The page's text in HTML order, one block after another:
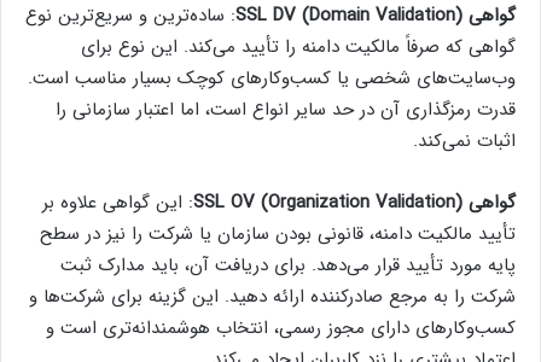
گواهی SSL DV (Domain Validation)
: ساده‌ترین و سریع‌ترین نوع
گواهی که صرفاً مالکیت دامنه را تأیید می‌کند. این نوع برای
وب‌سایت‌های شخصی یا کسب‌وکارهای کوچک بسیار مناسب است.
قدرت رمزگذاری آن در حد سایر انواع است، اما اعتبار سازمانی را
اثبات نمی‌کند.
گواهی SSL OV (Organization Validation)
: این گواهی علاوه بر
تأیید مالکیت دامنه، قانونی بودن سازمان یا شرکت را نیز در سطح
پایه مورد تأیید قرار می‌دهد. برای دریافت آن، باید مدارک ثبت
شرکت را به مرجع صادرکننده ارائه دهید. این گزینه برای شرکت‌ها و
کسب‌وکارهای دارای مجوز رسمی، انتخاب هوشمندانه‌تری است و